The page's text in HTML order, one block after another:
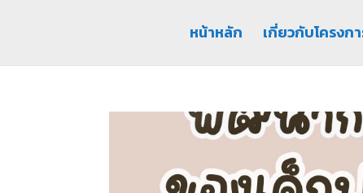
หน้าหลัก เกี่ยวกับโครงก